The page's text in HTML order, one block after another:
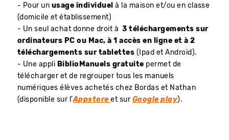
- Pour un usage individuel à la maison et/ou en classe
(domicile et établissement)
- Un seul achat donne droit à3 téléchargements sur
ordinateurs PC ou Mac, à 1 accès en ligne et à 2
téléchargements sur tablettes (Ipad et Androïd).
- Une appli BiblioManuels gratuite permet de
télécharger et de regrouper tous les manuels
numériques élèves achetés chez Bordas et Nathan
(disponible sur l'Appstoreet sur Google play).